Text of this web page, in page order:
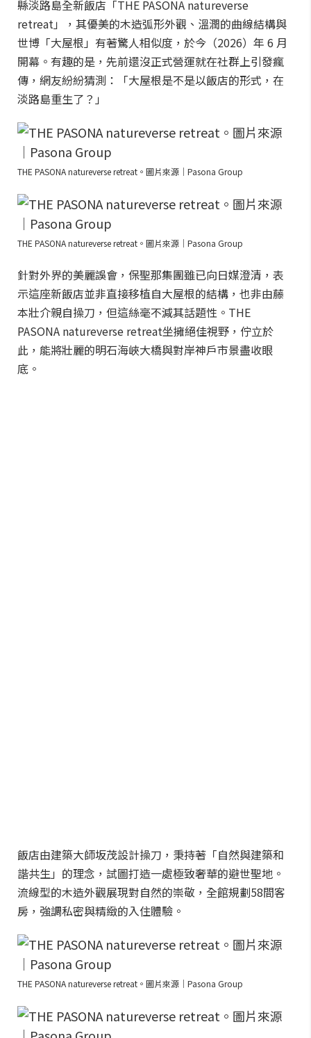
縣淡路島全新飯店「THE PASONA natureverse
retreat」，其優美的木造弧形外觀、溫潤的曲線結構與
世博「大屋根」有著驚人相似度，於今（2026）年 6 月
開幕。有趣的是，先前還沒正式營運就在社群上引發瘋
傳，網友紛紛猜測：「大屋根是不是以飯店的形式，在
淡路島重生了？」
THE PASONA natureverse retreat。圖片來源｜Pasona Group
THE PASONA natureverse retreat。圖片來源｜Pasona Group
針對外界的美麗誤會，保聖那集團雖已向日媒澄清，表
示這座新飯店並非直接移植自大屋根的結構，也非由藤
本壯介親自操刀，但這絲毫不減其話題性。THE
PASONA natureverse retreat坐擁絕佳視野，佇立於
此，能將壯麗的明石海峽大橋與對岸神戶市景盡收眼
底。
飯店由建築大師坂茂設計操刀，秉持著「自然與建築和
諧共生」的理念，試圖打造一處極致奢華的避世聖地。
流線型的木造外觀展現對自然的崇敬，全館規劃58間客
房，強調私密與精緻的入住體驗。
THE PASONA natureverse retreat。圖片來源｜Pasona Group